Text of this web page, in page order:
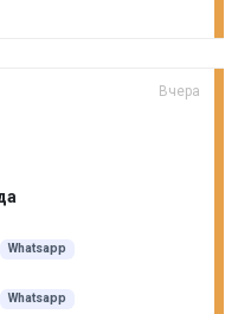
Вчера
Whatsapp
Whatsapp